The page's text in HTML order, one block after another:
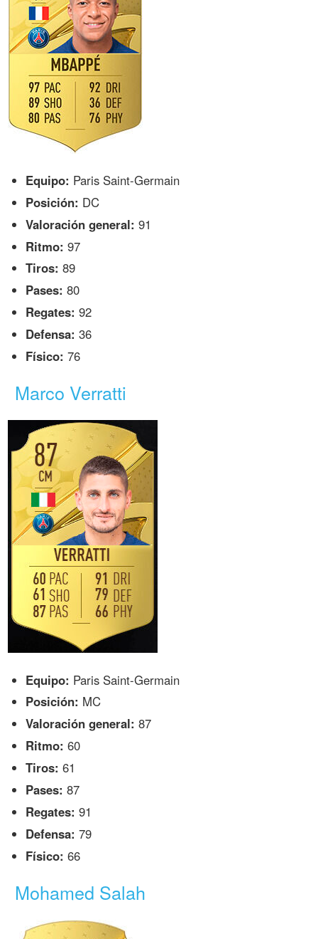
Equipo: Paris Saint-Germain
Posición: DC
Valoración general: 91
Ritmo: 97
Tiros: 89
Pases: 80
Regates: 92
Defensa: 36
Físico: 76
Marco Verratti
Equipo: Paris Saint-Germain
Posición: MC
Valoración general: 87
Ritmo: 60
Tiros: 61
Pases: 87
Regates: 91
Defensa: 79
Físico: 66
Mohamed Salah